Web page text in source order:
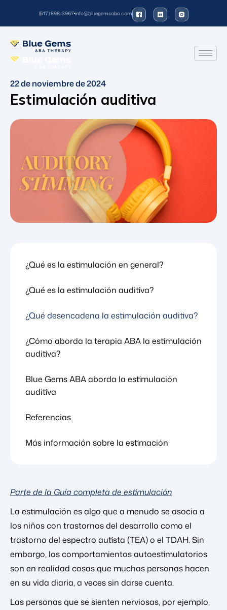
(617) 898-3967info@bluegemsaba.com
22 de noviembre de 2024
Estimulación auditiva
¿Qué es la estimulación en general?
¿Qué es la estimulación auditiva?
¿Qué desencadena la estimulación auditiva?
¿Cómo aborda la terapia ABA la estimulación
auditiva?
Blue Gems ABA aborda la estimulación
auditiva
Referencias
Más información sobre la estimación
Parte de la Guía completa de estimulación
La estimulación es algo que a menudo se asocia a
los niños con trastornos del desarrollo como el
trastorno del espectro autista (TEA) o el TDAH. Sin
embargo, los comportamientos autoestimulatorios
son en realidad cosas que muchas personas hacen
en su vida diaria, a veces sin darse cuenta.
Las personas que se sienten nerviosas, por ejemplo,